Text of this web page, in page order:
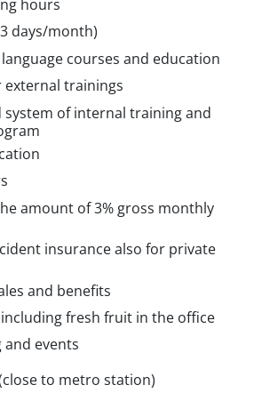
hours
days/month)
language courses and education
external trainings
system of internal training and
amount of 3% gross monthly
insurance also for private
and benefits
fresh fruit in the office
events
to metro station)